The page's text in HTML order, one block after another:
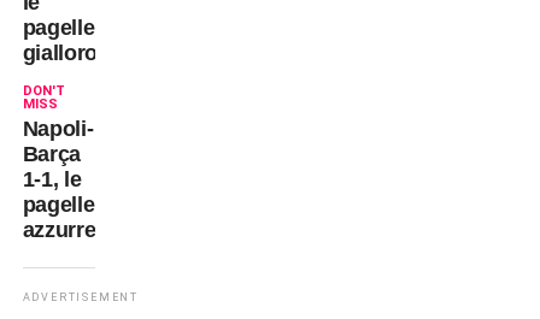
pagelle
giallorosse
DON'T
MISS
Napoli-
Barça
1-1, le
pagelle
azzurre
ADVERTISEMENT